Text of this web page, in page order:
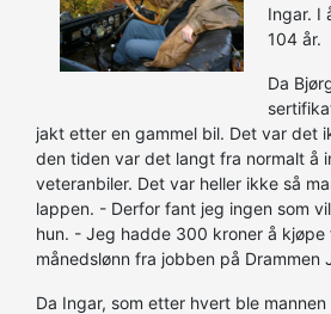
Ingar. I
104 år.
Da
jakt etter en gammel bil. Det var det
den tiden var det langt fra normalt å
veteranbiler. Det var heller ikke så
lappen. - Derfor fant jeg ingen som
hun. - Jeg hadde 300 kroner å kjøpe
månedslønn fra jobben på Drammen
Da Ingar, som etter hvert ble